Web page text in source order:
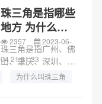
绍兴、西宁、重庆、
济南、济宁、金华、
广州、长沙、兰州、
连云港、秦皇岛、...
珠三角是指哪些
地方 为什么叫
珠三角
珠三角是指广州、佛
山、肇庆、深圳、东
莞、惠州、珠海、中
2357
2023-06-
04 21:01:33
为什么叫珠三角